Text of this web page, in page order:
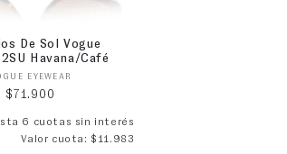
De Sol Vogue
Havana/Café
Proveedor:
EYEWEAR
Precio habitual
$71.900
6 cuotas sin interés
Valor cuota: $11.983